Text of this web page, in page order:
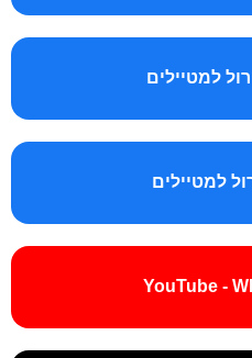
למטיילים
למטיילים